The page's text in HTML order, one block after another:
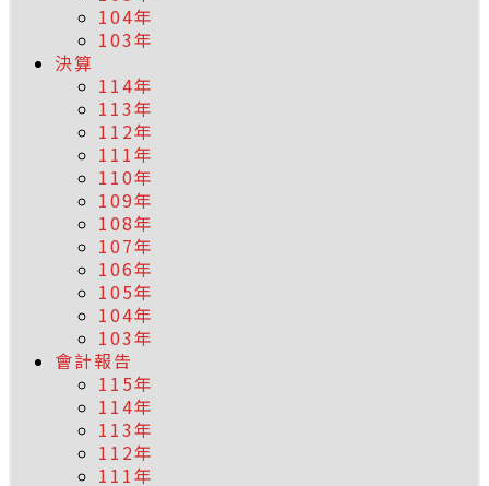
104年
103年
決算
114年
113年
112年
111年
110年
109年
108年
107年
106年
105年
104年
103年
會計報告
115年
114年
113年
112年
111年